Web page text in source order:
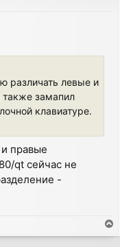
различать левые и
замапил
клавиатуре.
правые
qt сейчас не
-
o